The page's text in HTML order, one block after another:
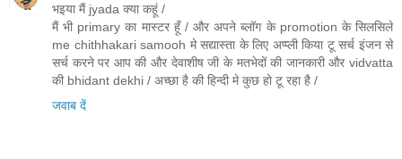
भइया मैं jyada क्या कहूं /
मैं भी primary का मास्टर हूँ / और अपने ब्लॉग के promotion के सिलसिले
me chithhakari samooh मे सद्यास्ता के लिए अप्प्ली किया टू सर्च इंजन से
सर्च करने पर आप की और देवाशीष जी के मतभेदों की जानकारी और vidvatta
की bhidant dekhi / अच्छा है की हिन्दी मे कुछ हो टू रहा है /
जवाब दें